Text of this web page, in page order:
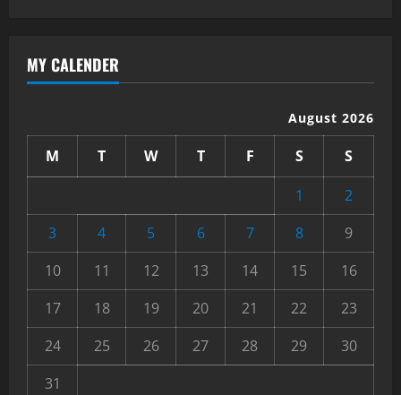
MY CALENDER
August 2026
M T W T F S
S
1
2
3
4 5 6 7 8
9
10
11 12 13 14 15
16
17
18 19 20 21 22
23
24
25 26 27 28 29
30
31